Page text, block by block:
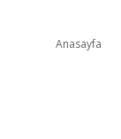
Anasayfa